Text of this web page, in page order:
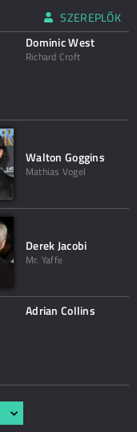
SZEREPLŐK
Dominic West
Richard Croft
Walton Goggins
Mathias Vogel
Derek Jacobi
Mr. Yaffe
Adrian Collins